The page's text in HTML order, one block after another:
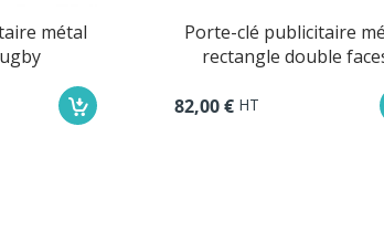
métal
faces
Porte-clé publicitaire
goutte et jeton de
82,00 € HT